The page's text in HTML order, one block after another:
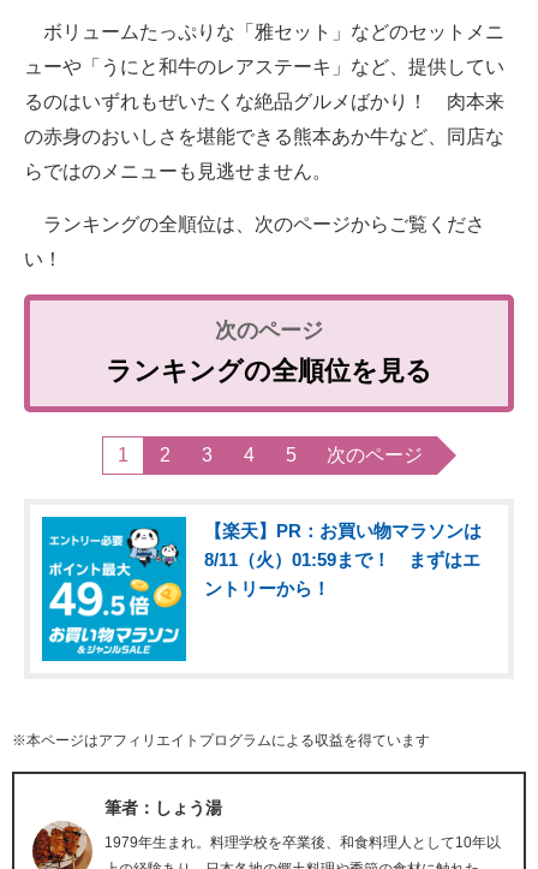
ボリュームたっぷりな「雅セット」などのセットメニ
ューや「うにと和牛のレアステーキ」など、提供してい
るのはいずれもぜいたくな絶品グルメばかり！ 肉本来
の赤身のおいしさを堪能できる熊本あか牛など、同店な
らではのメニューも見逃せません。
ランキングの全順位は、次のページからご覧くださ
い！
ランキングの全順位を見る
1 2 3 4 5 次のページ
【楽天】PR：お買い物マラソンは
8/11（火）01:59まで！ まずはエ
ントリーから！
※本ページはアフィリエイトプログラムによる収益を得ています
筆者：しょう湯
1979年生まれ。料理学校を卒業後、和食料理人として10年以